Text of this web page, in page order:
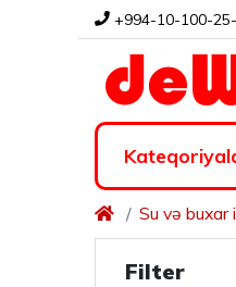
+994-10-100-
Su və buxar
Filter